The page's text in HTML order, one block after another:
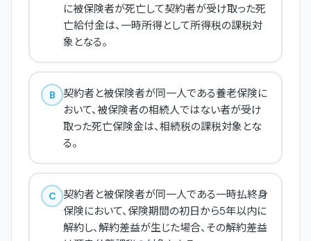
に被保険者が死亡して契約者が受け取った死
亡給付金は、一時所得として所得税の課税対
象となる。
B
契約者と被保険者が同一人である養老保険に
おいて、被保険者の相続人ではない者が受け
取った死亡保険金は、相続税の課税対象とな
る。
C
契約者と被保険者が同一人である一時払終身
保険において、保険期間の初日から5年以内に
解約し、解約差益が生じた場合、その解約差益